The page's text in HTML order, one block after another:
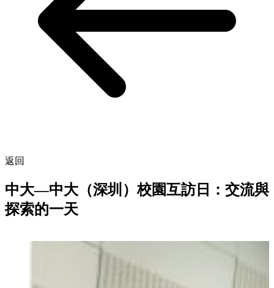
返回
中大—中大（深圳）校園互訪日：交流與
探索的一天